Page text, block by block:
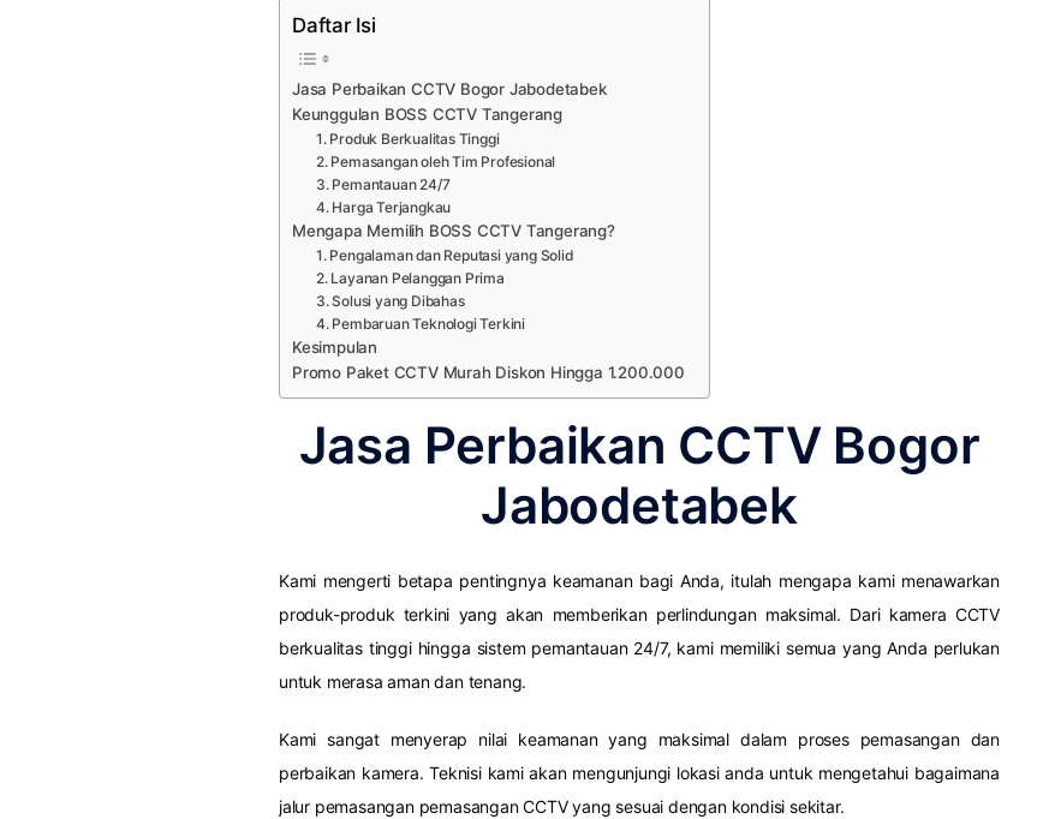
Daftar Isi
Jasa Perbaikan CCTV Bogor Jabodetabek
Keunggulan BOSS CCTV Tangerang
1. Produk Berkualitas Tinggi
2. Pemasangan oleh Tim Profesional
3. Pemantauan 24/7
4. Harga Terjangkau
Mengapa Memilih BOSS CCTV Tangerang?
1. Pengalaman dan Reputasi yang Solid
2. Layanan Pelanggan Prima
3. Solusi yang Dibahas
4. Pembaruan Teknologi Terkini
Kesimpulan
Promo Paket CCTV Murah Diskon Hingga 1.200.000
Jasa Perbaikan CCTV Bogor
Jabodetabek
Kami mengerti betapa pentingnya keamanan bagi Anda, itulah mengapa kami menawarkan
produk-produk terkini yang akan memberikan perlindungan maksimal. Dari kamera CCTV
berkualitas tinggi hingga sistem pemantauan 24/7, kami memiliki semua yang Anda perlukan
untuk merasa aman dan tenang.
Kami sangat menyerap nilai keamanan yang maksimal dalam proses pemasangan dan
perbaikan kamera. Teknisi kami akan mengunjungi lokasi anda untuk mengetahui bagaimana
jalur pemasangan pemasangan CCTV yang sesuai dengan kondisi sekitar.